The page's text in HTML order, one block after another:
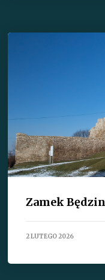
Zamek
2 LUTEGO 2026